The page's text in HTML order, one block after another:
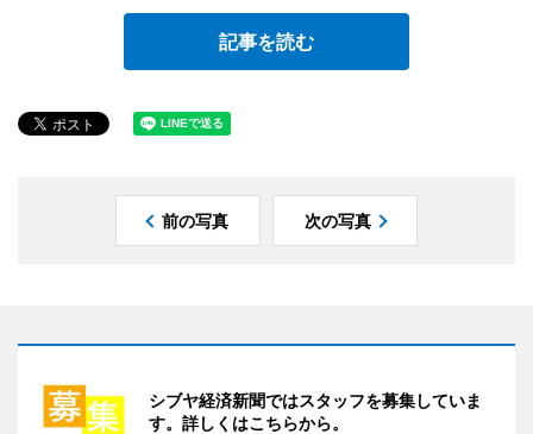
記事を読む
前の写真 次の写真
シブヤ経済新聞ではスタッフを募集していま
す。詳しくはこちらから。